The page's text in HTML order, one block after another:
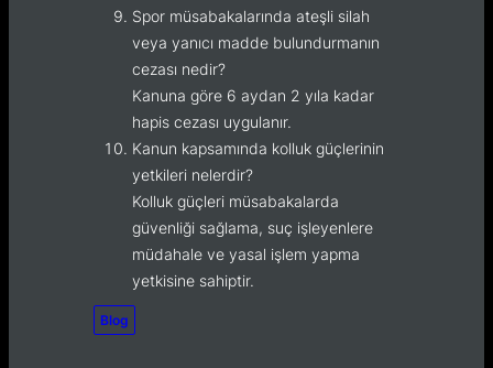
Spor müsabakalarında ateşli silah
veya yanıcı madde bulundurmanın
cezası nedir?
Kanuna göre 6 aydan 2 yıla kadar
hapis cezası uygulanır.
Kanun kapsamında kolluk güçlerinin
yetkileri nelerdir?
Kolluk güçleri müsabakalarda
güvenliği sağlama, suç işleyenlere
müdahale ve yasal işlem yapma
yetkisine sahiptir.
Blog